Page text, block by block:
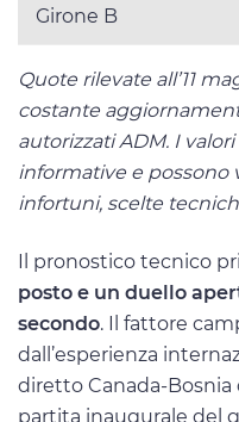
Girone B
Quote rilevate all’11
costante
autorizzati ADM. I
informative e possono
infortuni, scelte
Il pronostico tecnico
posto e un duello
secondo. Il fattore
dall’esperienza
diretto Canada-Bosnia
partita inaugurale del